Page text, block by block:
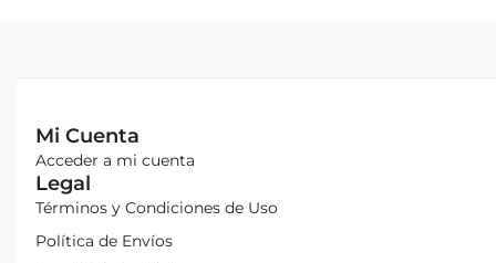
Mi Cuenta
Acceder a mi cuenta
Legal
Términos y Condiciones de Uso
Política de Envíos